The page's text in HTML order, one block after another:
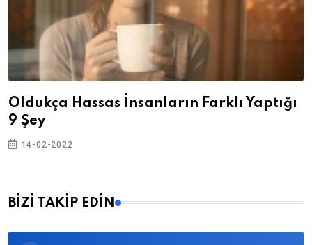
Oldukça Hassas İnsanların Farklı Yaptığı
9 Şey
14-02-2022
BİZİ TAKİP EDİN